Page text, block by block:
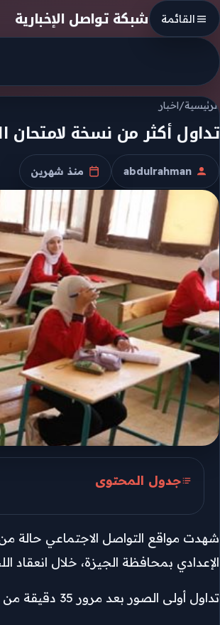
Skip to contentشبكة تواصل الإخبارية القائمة
الرئيسية/اخبار
تداول أكثر من نسخة لامتحان
الكاتب
abdulrahman
تاريخ النشر
منذ شهرين
جدول المحتوى
تحقيقات موسعة لتتبع مصدر
ارتباك بين الطلاب وأولياء
شهدت مواقع التواصل الاجتماعي حالة
الإعدادي بمحافظة الجيزة، خلال انعقاد
تداول أولى الصور بعد مرور 35 دقيقة من بدء الامتحان